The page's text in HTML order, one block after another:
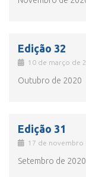
Edição 32
10 de março de
Outubro de 2020
Edição 31
17 de novembro
Setembro de 2020